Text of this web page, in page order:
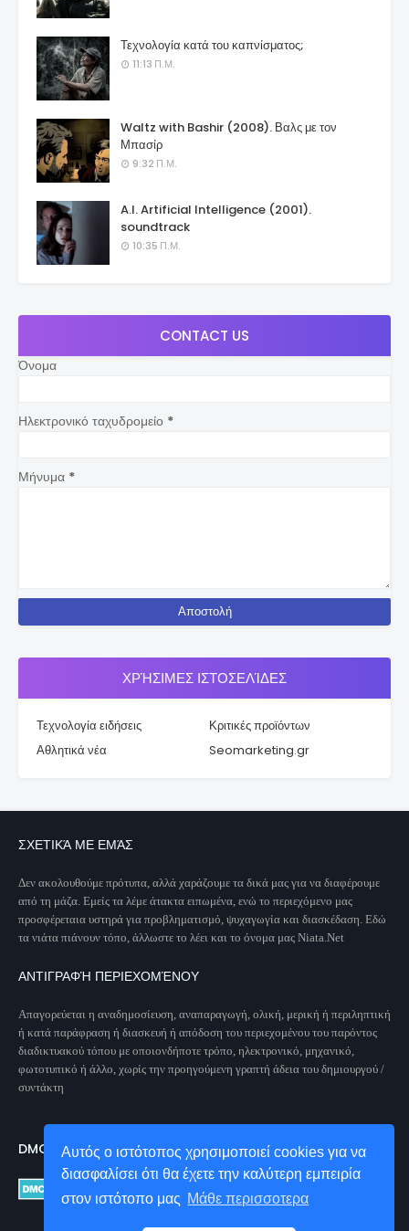
Αυτός ο ιστότοπος χρησιμοποιεί cookies για να
διασφαλίσει ότι θα έχετε την καλύτερη εμπειρία
στον ιστότοπο μας Μάθε περισσοτερα
Τεχνολογία κατά του καπνίσματος;
11:13 Π.Μ.
Waltz with Bashir (2008). Βαλς με τον
Μπασίρ
9:32 Π.Μ.
A.I. Artificial Intelligence (2001).
soundtrack
10:35 Π.Μ.
CONTACT US
Όνομα
Ηλεκτρονικό ταχυδρομείο *
Μήνυμα *
ΧΡΉΣΙΜΕΣ ΙΣΤΟΣΕΛΊΔΕΣ
Τεχνολογία ειδήσεις
Κριτικές προϊόντων
Αθλητικά νέα
Seomarketing.gr
ΣΧΕΤΙΚΆ ΜΕ ΕΜΆΣ
Δεν ακολουθούμε πρότυπα, αλλά χαράζουμε τα δικά μας για να διαφέρουμε
από τη μάζα. Εμείς τα λέμε άτακτα ειπωμένα, ενώ το περιεχόμενο μας
προσφέρεταια υστηρά για προβληματισμό, ψυχαγωγία και διασκέδαση. Εδώ
τα νιάτα πιάνουν τόπο, άλλωστε το λέει και το όνομα μας Niata.Net
ΑΝΤΙΓΡΑΦΉ ΠΕΡΙΕΧΟΜΈΝΟΥ
Απαγορεύεται η αναδημοσίευση, αναπαραγωγή, ολική, μερική ή περιληπτική
ή κατά παράφραση ή διασκευή ή απόδοση του περιεχομένου του παρόντος
διαδικτυακού τόπου με οποιονδήποτε τρόπο, ηλεκτρονικό, μηχανικό,
φωτοτυπικό ή άλλο, χωρίς την προηγούμενη γραπτή άδεια του δημιουργού /
συντάκτη
DMCA PROTECTED